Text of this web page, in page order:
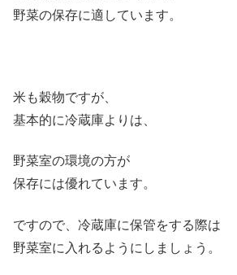
野菜の保存に適しています。
米も穀物ですが、
基本的に冷蔵庫よりは、
野菜室の環境の方が
保存には優れています。
ですので、冷蔵庫に保管をする際は
野菜室に入れるようにしましょう。